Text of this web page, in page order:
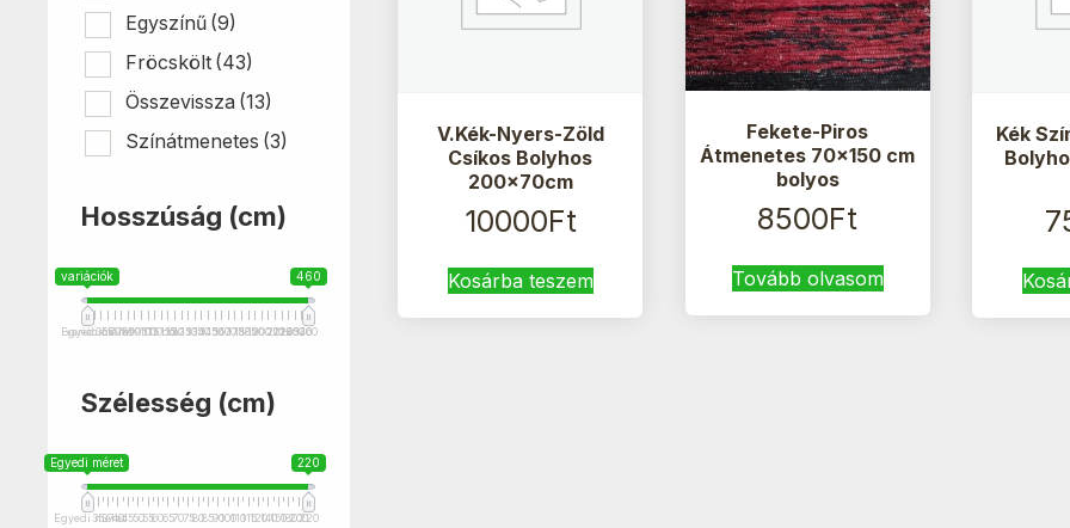
V.Kék-Nyers-Zöld
Csíkos Bolyhos
200x70cm
10000Ft
Kosárba teszem
Fekete-Piros
Átmenetes 70×150 cm
bolyos
8500Ft
Tovább olvasom
Kék
Egyszínű (9)
Fröcskölt (43)
Összevissza (13)
Színátmenetes (3)
Hosszúság (cm)
variációk 460
variációk
Egyedi méret
35557075809095100110
115 cm
115120125130135140145150160170175180185190
200201+
210
220
240
250
320
460
Szélesség (cm)
Egyedi méret 220
Egyedi méret
35374045505560657075808590100110115120140150180200220